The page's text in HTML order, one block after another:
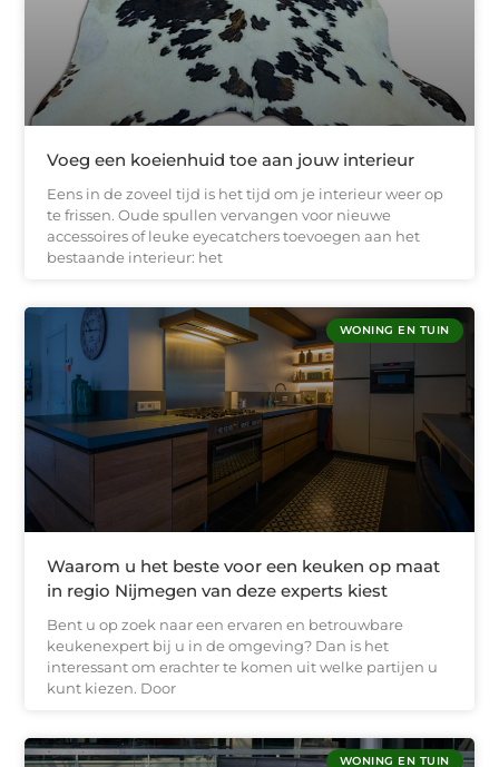
Voeg een koeienhuid toe aan jouw interieur
Eens in de zoveel tijd is het tijd om je interieur weer op
te frissen. Oude spullen vervangen voor nieuwe
accessoires of leuke eyecatchers toevoegen aan het
bestaande interieur: het
WONING EN TUIN
Waarom u het beste voor een keuken op maat
in regio Nijmegen van deze experts kiest
Bent u op zoek naar een ervaren en betrouwbare
keukenexpert bij u in de omgeving? Dan is het
interessant om erachter te komen uit welke partijen u
kunt kiezen. Door
WONING EN TUIN